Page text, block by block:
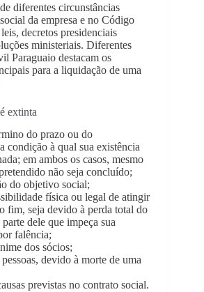
diferentes circunstâncias
da empresa e no Código
decretos presidenciais
ministeriais. Diferentes
Paraguaio destacam os
para a liquidação de uma
extinta
do prazo ou do
condição à qual sua existência
em ambos os casos, mesmo
não seja concluído;
do objetivo social;
física ou legal de atingir
fim, seja devido à perda total do
dele que impeça sua
falência;
dos sócios;
devido à morte de uma
previstas no contrato social.